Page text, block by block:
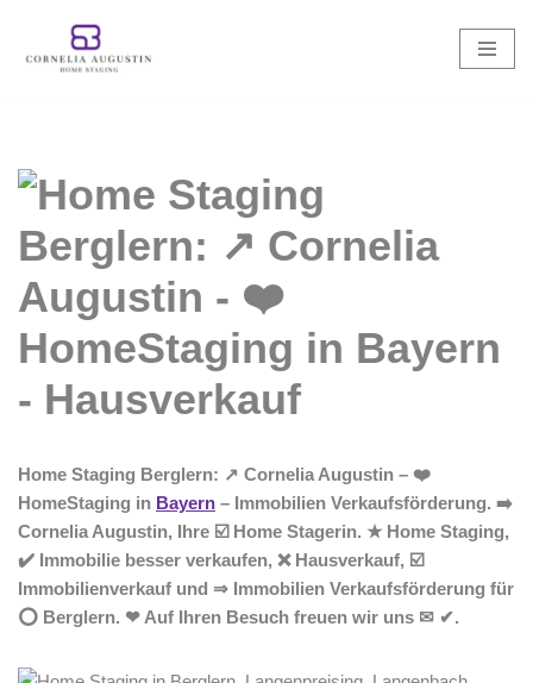
Zum
Home Staging Berglern: ↗️ Cornelia Augustin – ❤️
HomeStaging in Bayern – Immobilien Verkaufsförderung. ➡️
Cornelia Augustin, Ihre ☑️ Home Stagerin. ★ Home Staging,
✔️ Immobilie besser verkaufen, ❌ Hausverkauf, ☑️
Immobilienverkauf und ⇒ Immobilien Verkaufsförderung für
⭕ Berglern. ❤ Auf Ihren Besuch freuen wir uns ✉ ✔.